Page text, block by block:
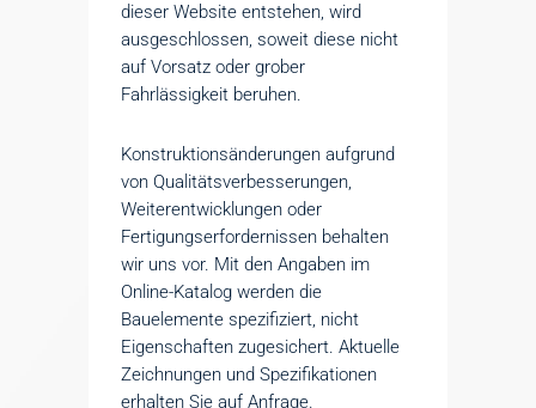
dieser Website entstehen, wird
ausgeschlossen, soweit diese nicht
auf Vorsatz oder grober
Fahrlässigkeit beruhen.
Konstruktionsänderungen aufgrund
von Qualitätsverbesserungen,
Weiterentwicklungen oder
Fertigungserfordernissen behalten
wir uns vor. Mit den Angaben im
Online-Katalog werden die
Bauelemente spezifiziert, nicht
Eigenschaften zugesichert. Aktuelle
Zeichnungen und Spezifikationen
erhalten Sie auf Anfrage.